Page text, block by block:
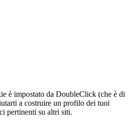
è impostato da DoubleClick (che è di
a costruire un profilo dei tuoi
pertinenti su altri siti.